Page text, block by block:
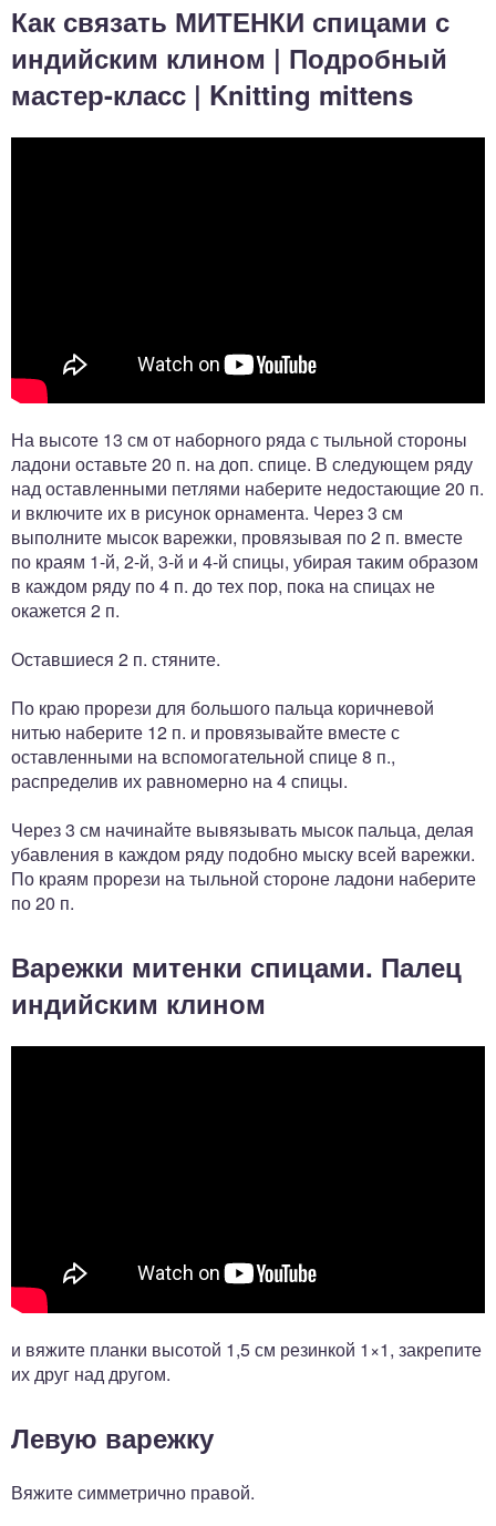
Как связать МИТЕНКИ спицами с
индийским клином | Подробный
мастер-класс | Knitting mittens
На высоте 13 см от наборного ряда с тыльной стороны
ладони оставьте 20 п. на доп. спице. В следующем ряду
над оставленными петлями наберите недостающие 20 п.
и включите их в рисунок орнамента. Через 3 см
выполните мысок варежки, провязывая по 2 п. вместе
по краям 1-й, 2-й, 3-й и 4-й спицы, убирая таким образом
в каждом ряду по 4 п. до тех пор, пока на спицах не
окажется 2 п.
Оставшиеся 2 п. стяните.
По краю прорези для большого пальца коричневой
нитью наберите 12 п. и провязывайте вместе с
оставленными на вспомогательной спице 8 п.,
распределив их равномерно на 4 спицы.
Через 3 см начинайте вывязывать мысок пальца, делая
убавления в каждом ряду подобно мыску всей варежки.
По краям прорези на тыльной стороне ладони наберите
по 20 п.
Варежки митенки спицами. Палец
индийским клином
и вяжите планки высотой 1,5 см резинкой 1×1, закрепите
их друг над другом.
Левую варежку
Вяжите симметрично правой.